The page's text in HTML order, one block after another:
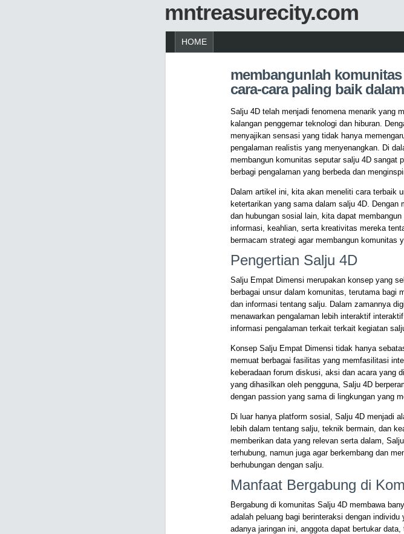
mntreasurecity.com
HOME
membangunlah
cara-cara paling baik
Salju 4D telah menjadi fenomena menarik yang
kalangan penggemar teknologi dan hiburan.
menyajikan sensasi yang tidak hanya
pengalaman realistis yang menyenangkan. Di
membangun komunitas seputar salju 4D sangat
berbagi pengalaman yang berbeda dan
Dalam artikel ini, kita akan meneliti cara terbaik
ketertarikan yang sama dalam salju 4D.
dan hubungan sosial lain, kita dapat
informasi, keahlian, serta kreativitas mereka
bermacam strategi agar membangun komunitas
Pengertian Salju 4D
Salju Empat Dimensi merupakan konsep yang
berbagai unsur dalam komunitas, terutama
dan informasi tentang salju. Dalam zamannya
menawarkan pengalaman lebih interaktif
informasi pengalaman terkait terkait kegiatan
Konsep Salju Empat Dimensi tidak hanya
memuat berbagai fasilitas yang memfasilitasi
keberadaan forum diskusi, aksi dan acara yang
yang dihasilkan oleh pengguna, Salju 4D
dengan passion yang sama di lingkungan yang
Di luar hanya platform sosial, Salju 4D menjadi
lebih dalam tentang salju, teknik bermain, dan
memberikan data yang relevan serta dalam,
terhubung, namun juga agar berkembang dan
berhubungan dengan salju.
Manfaat Bergabung di
Bergabung di komunitas Salju 4D membawa
adalah peluang bagi berinteraksi dengan
adanya jaringan ini, anggota dapat bertukar